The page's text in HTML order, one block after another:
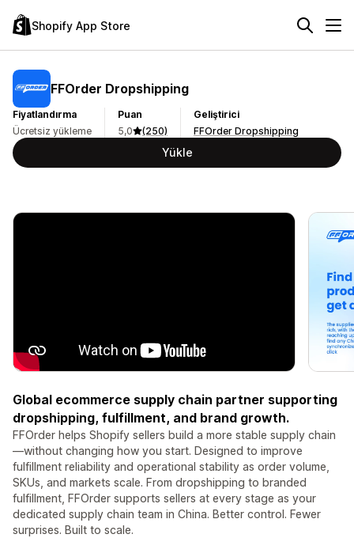
Shopify App Store
FFOrder Dropshipping
Fiyatlandırma
Ücretsiz yükleme
Puan
5,0
(250)
Geliştirici
FFOrder Dropshipping
Yükle
Global ecommerce supply chain partner supporting
dropshipping, fulfillment, and brand growth.
FFOrder helps Shopify sellers build a more stable supply chain
—without changing how you start. Designed to improve
fulfillment reliability and operational stability as order volume,
SKUs, and markets scale. From dropshipping to branded
fulfillment, FFOrder supports sellers at every stage as your
dedicated supply chain team in China. Better control. Fewer
surprises. Built to scale.